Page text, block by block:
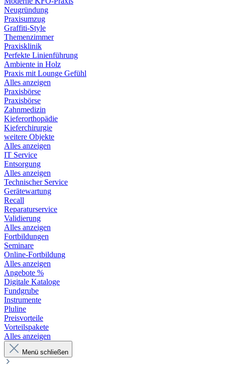
Neugründung
Praxisumzug
Graffiti-Style
Themenzimmer
Praxisklinik
Perfekte Linienführung
Ambiente in Holz
Praxis mit Lounge Gefühl
Alles anzeigen
Praxisbörse
Praxisbörse
Zahnmedizin
Kieferorthopädie
Kieferchirurgie
weitere Objekte
Alles anzeigen
IT Service
Entsorgung
Alles anzeigen
Technischer Service
Gerätewartung
Recall
Reparaturservice
Validierung
Alles anzeigen
Fortbildungen
Seminare
Online-Fortbildung
Alles anzeigen
Angebote %
Digitale Kataloge
Fundgrube
Instrumente
Pluline
Preisvorteile
Vorteilspakete
Alles anzeigen
Menü schließen